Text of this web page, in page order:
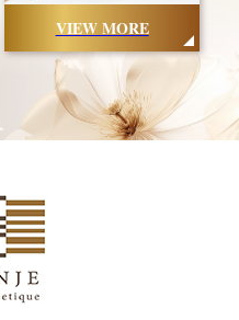
VIEW MORE